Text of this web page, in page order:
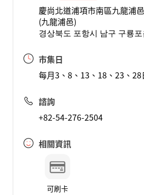
慶尚北道浦項市南區九龍浦
(九龍浦邑)
경상북도 포항시 남구 구룡
市集日
每月3、8、13、18、23、28
諮詢
+82-54-276-2504
相關資訊
可刷卡